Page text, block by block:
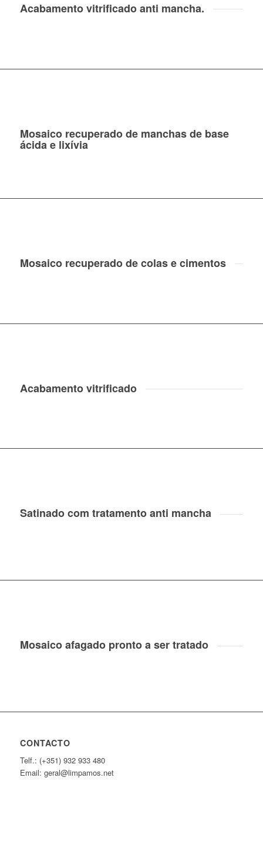
Acabamento vitrificado anti mancha.
Mosaico recuperado de manchas de base
ácida e lixívia
Mosaico recuperado de colas e cimentos
Acabamento vitrificado
Satinado com tratamento anti mancha
Mosaico afagado pronto a ser tratado
CONTACTO
Telf.: (+351) 932 933 480
Email: geral@limpamos.net